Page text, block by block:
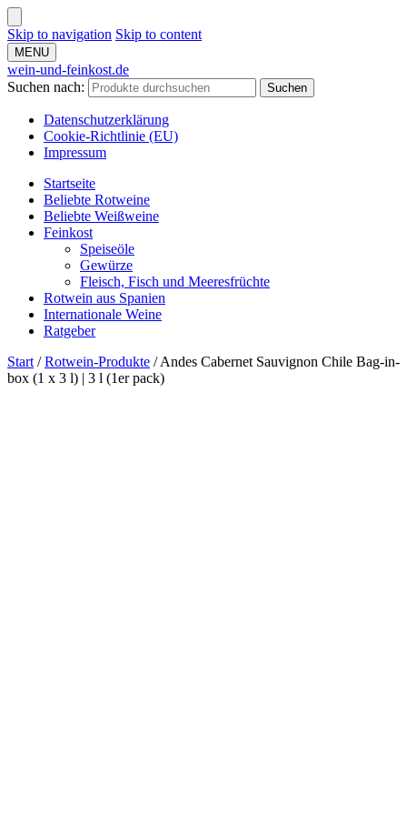
Skip to navigation Skip to content
MENU
wein-und-feinkost.de
Suchen nach:
Suchen
Datenschutzerklärung
Cookie-Richtlinie (EU)
Impressum
Startseite
Beliebte Rotweine
Beliebte Weißweine
Feinkost
Speiseöle
Gewürze
Fleisch, Fisch und Meeresfrüchte
Rotwein aus Spanien
Internationale Weine
Ratgeber
Start /Rotwein-Produkte /Andes Cabernet Sauvignon Chile Bag-in-
box (1 x 3 l) | 3 l (1er pack)